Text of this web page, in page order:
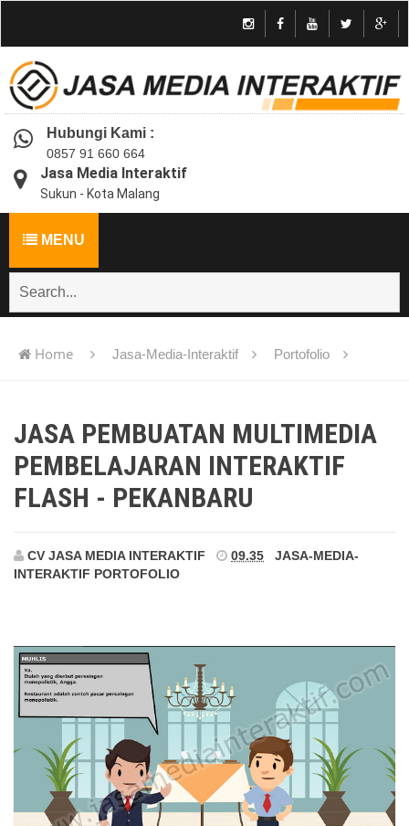
Hubungi Kami :
0857 91 660 664
Jasa Media Interaktif
Sukun - Kota Malang
MENU
Home Jasa-Media-Interaktif Portofolio
JASA PEMBUATAN MULTIMEDIA
PEMBELAJARAN INTERAKTIF
FLASH - PEKANBARU
CV JASA MEDIA INTERAKTIF 09.35
JASA-MEDIA-
INTERAKTIF PORTOFOLIO